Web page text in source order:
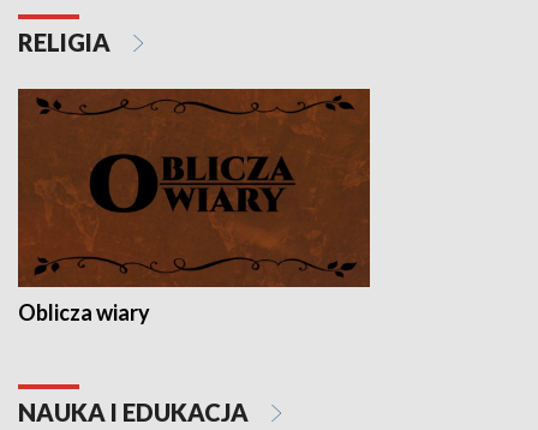
RELIGIA
Oblicza wiary
NAUKA I EDUKACJA